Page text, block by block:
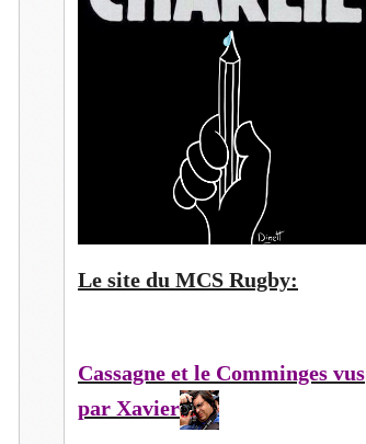
Le site du MCS Rugby:
Cassagne et le Comminges vus
par Xavier